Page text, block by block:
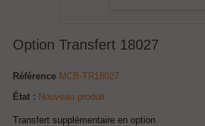
Option Transfert 18027
Référence MCB-TR18027
État : Nouveau produit
Transfert supplémentaire en option